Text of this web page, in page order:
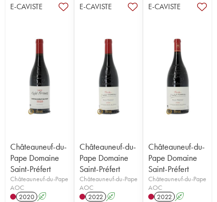
E-CAVISTE
Châteauneuf-du-
Pape Domaine
Saint-Préfert
Châteauneuf-du-Pape
AOC
2020 A
E-CAVISTE
Châteauneuf-du-
Pape Domaine
Saint-Préfert
Châteauneuf-du-Pape
AOC
2022 A
E-CAVISTE
Châteauneuf-du-
Pape Domaine
Saint-Préfert
Châteauneuf-du-Pape
AOC
2022 A